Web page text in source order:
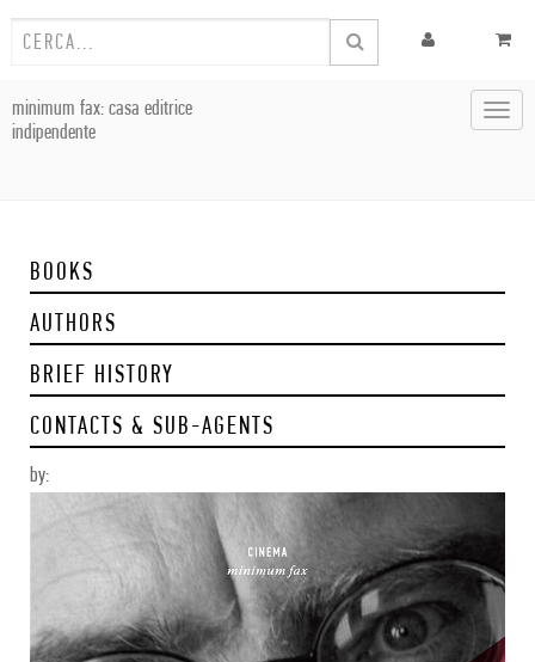
minimum fax: casa editrice
indipendente
BOOKS
AUTHORS
BRIEF HISTORY
CONTACTS & SUB-AGENTS
by: